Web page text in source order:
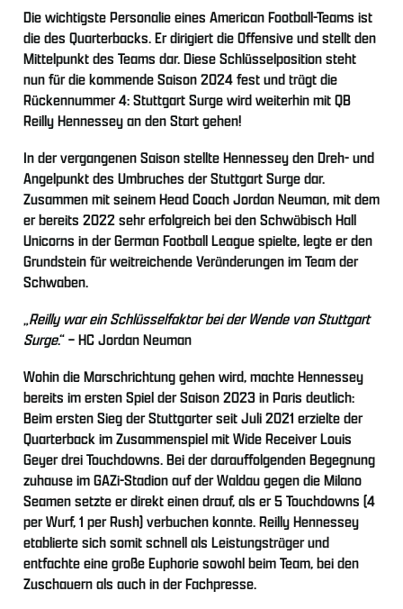
Die wichtigste Personalie eines American Football-Teams ist
die des Quarterbacks. Er dirigiert die Offensive und stellt den
Mittelpunkt des Teams dar. Diese Schlüsselposition steht
nun für die kommende Saison 2024 fest und trägt die
Rückennummer 4: Stuttgart Surge wird weiterhin mit QB
Reilly Hennessey an den Start gehen!
In der vergangenen Saison stellte Hennessey den Dreh- und
Angelpunkt des Umbruches der Stuttgart Surge dar.
Zusammen mit seinem Head Coach Jordan Neuman, mit dem
er bereits 2022 sehr erfolgreich bei den Schwäbisch Hall
Unicorns in der German Football League spielte, legte er den
Grundstein für weitreichende Veränderungen im Team der
Schwaben.
„Reilly war ein Schlüsselfaktor bei der Wende von Stuttgart
Surge.“ – HC Jordan Neuman
Wohin die Marschrichtung gehen wird, machte Hennessey
bereits im ersten Spiel der Saison 2023 in Paris deutlich:
Beim ersten Sieg der Stuttgarter seit Juli 2021 erzielte der
Quarterback im Zusammenspiel mit Wide Receiver Louis
Geyer drei Touchdowns. Bei der darauffolgenden Begegnung
zuhause im GAZi-Stadion auf der Waldau gegen die Milano
Seamen setzte er direkt einen drauf, als er 5 Touchdowns (4
per Wurf, 1 per Rush) verbuchen konnte. Reilly Hennessey
etablierte sich somit schnell als Leistungsträger und
entfachte eine große Euphorie sowohl beim Team, bei den
Zuschauern als auch in der Fachpresse.